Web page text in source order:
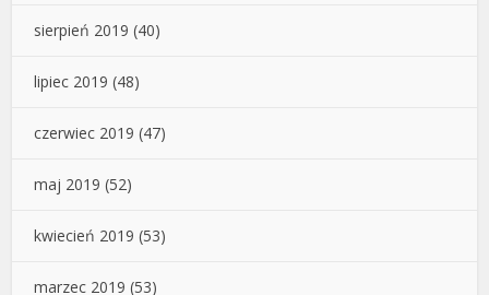
sierpień 2019 (40)
lipiec 2019 (48)
czerwiec 2019 (47)
maj 2019 (52)
kwiecień 2019 (53)
marzec 2019 (53)